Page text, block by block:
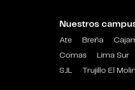
Nuestros
Ate Breña
Comas
Lima Sur
SJL
Trujillo El